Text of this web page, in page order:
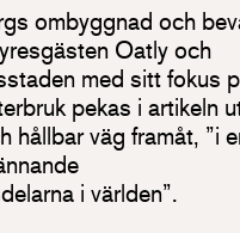
ombyggnad och
Oatly och
med sitt fokus
pekas i artikeln
hållbar väg framåt, ”i
i världen”.